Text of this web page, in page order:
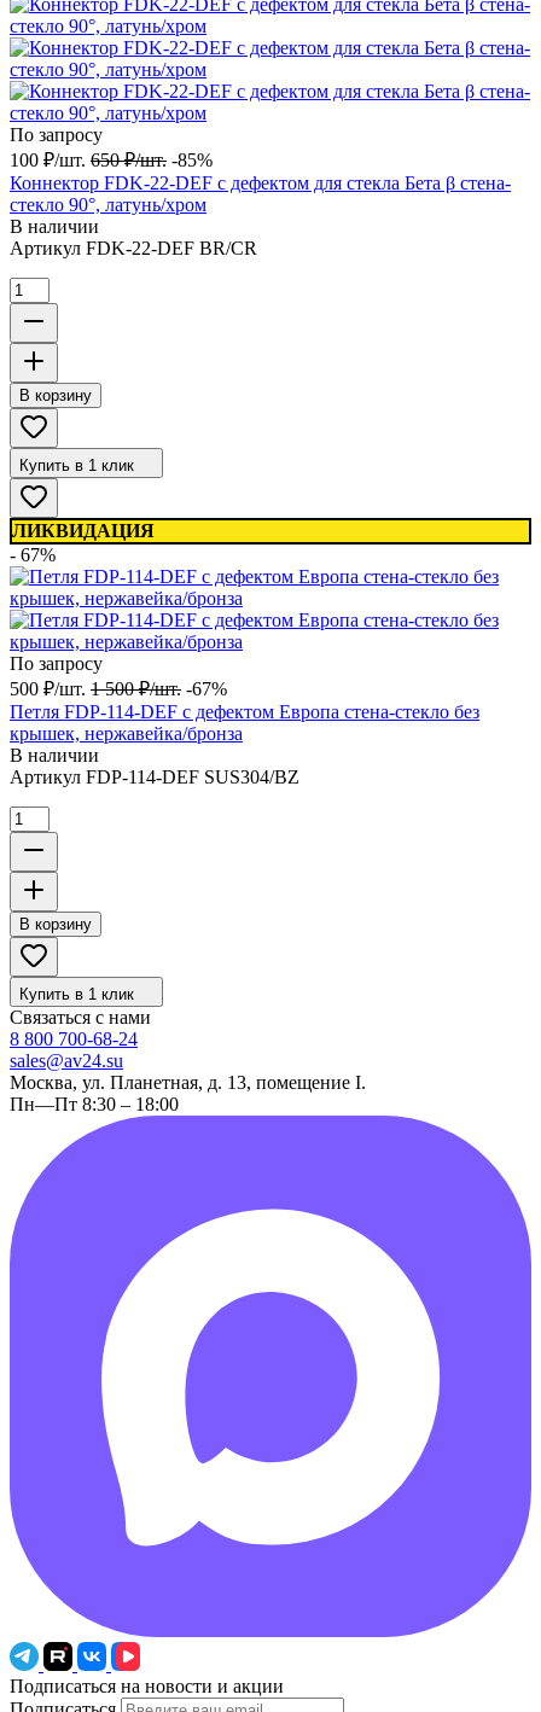
По запросу
100 ₽/шт. 650 ₽/шт. -85%
Коннектор FDK-22-DEF с дефектом для стекла Бета β стена-
стекло 90°, латунь/хром
В наличии
Артикул FDK-22-DEF BR/CR
В корзину
Купить в 1 клик
ЛИКВИДАЦИЯ
- 67%
По запросу
500 ₽/шт. 1 500 ₽/шт. -67%
Петля FDP-114-DEF с дефектом Европа стена-стекло без
крышек, нержавейка/бронза
В наличии
Артикул FDP-114-DEF SUS304/BZ
В корзину
Купить в 1 клик
Связаться с нами
8 800 700-68-24
sales@av24.su
Москва, ул. Планетная, д. 13, помещение I.
Пн—Пт 8:30 – 18:00
Подписаться на новости и акции